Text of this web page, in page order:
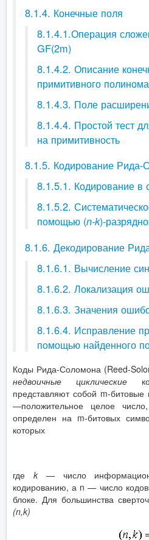
8.1.4. Конечные поля
8.1.4.1.Операция
GF(2m)
8.1.4.2. Описание
примитивного полинома
8.1.4.3. Поле
8.1.4.4. Простой тест
на примитивность
8.1.5. Кодирование Рида-
8.1.5.1. Кодирование в
8.1.5.2.
помощью (n-k)-
8.1.6. Декодирование
8.1.6.1. Вычисление
8.1.6.2. Локализация
8.1.6.3. Значения
8.1.6.4. Исправление
помощью найденного
Коды Рида-Соломона (Reed-
недвоичные циклические
представляют собой m-битовые
—положительное целое
определен на m-битовых
которых
где k— число
кодированию, а n — число
блоке. Для большинства
(n,k)